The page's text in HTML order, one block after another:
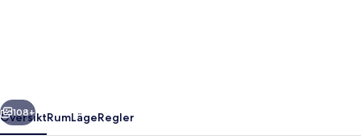
Hospitality
Nästa
108+
ÖversiktRumLägeRegler